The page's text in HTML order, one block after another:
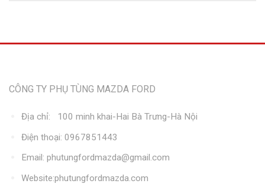
CÔNG TY PHỤ TÙNG MAZDA FORD
Địa chỉ: 100 minh khai-Hai Bà Trưng-Hà Nội
Điện thoại: 0967851443
Email: phutungfordmazda@gmail.com
Website:phutungfordmazda.com